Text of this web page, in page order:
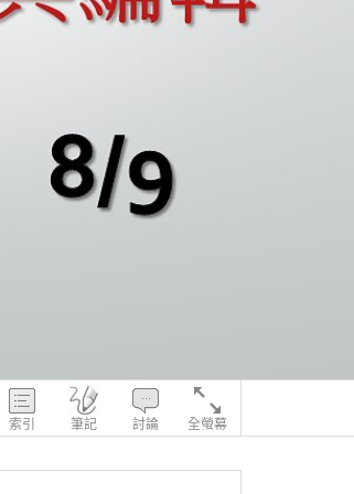
索引 筆記 討論 全螢幕